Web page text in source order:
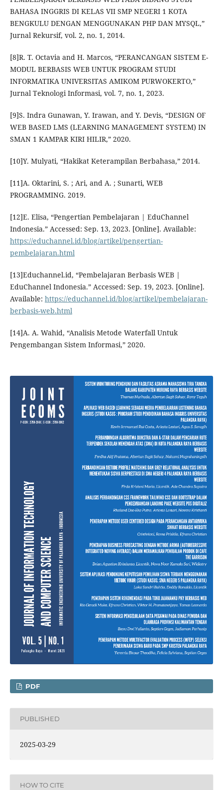
BAHASA INGGRIS DI KELAS VII SMP NEGERI 1 KOTA
BENGKULU DENGAN MENGGUNAKAN PHP DAN MYSQL,”
Jurnal Rekursif, vol. 2, no. 1, 2014.
[8]R. T. Octavia and H. Marcos, “PERANCANGAN SISTEM E-
MODUL BERBASIS WEB UNTUK PROGRAM STUDI
INFORMATIKA UNIVERSITAS AMIKOM PURWOKERTO,”
Jurnal Teknologi Informasi, vol. 7, no. 1, 2023.
[9]S. Indra Gunawan, Y. Irawan, and Y. Devis, “DESIGN OF
WEB BASED LMS (LEARNING MANAGEMENT SYSTEM) IN
SMAN 1 KAMPAR KIRI HILIR,” 2020.
[10]Y. Mulyati, “Hakikat Keterampilan Berbahasa,” 2014.
[11]A. Oktarini, S. ; Ari, and A. ; Sunarti, WEB
PROGRAMMING. 2019.
[12]E. Elisa, “Pengertian Pembelajaran | EduChannel
Indonesia.” Accessed: Sep. 13, 2023. [Online]. Available:
https://educhannel.id/blog/artikel/pengertian-
pembelajaran.html
[13]Educhannel.id, “Pembelajaran Berbasis WEB |
EduChannel Indonesia.” Accessed: Sep. 19, 2023. [Online].
Available: https://educhannel.id/blog/artikel/pembelajaran-
berbasis-web.html
[14]A. A. Wahid, “Analisis Metode Waterfall Untuk
Pengembangan Sistem Informasi,” 2020.
PDF
PUBLISHED
2025-03-29
HOW TO CITE